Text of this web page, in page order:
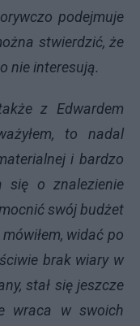
podejmuje
stwierdzić, że
nie interesują.
Edwardem
to nadal
i bardzo
się o znalezienie
swój budżet
widać po
brak wiary w
stał się jeszcze
wraca w swoich